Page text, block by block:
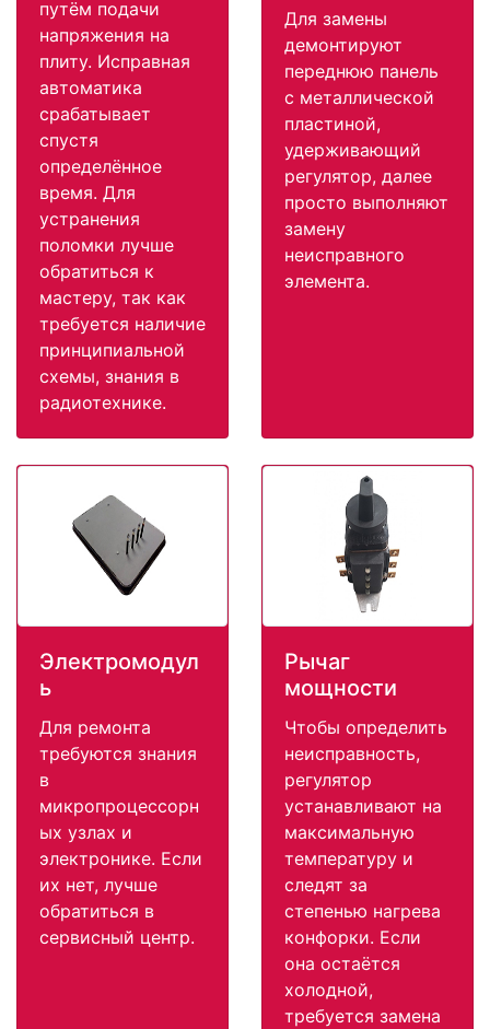
путём подачи
напряжения на
плиту. Исправная
автоматика
срабатывает
спустя
определённое
время. Для
устранения
поломки лучше
обратиться к
мастеру, так как
требуется наличие
принципиальной
схемы, знания в
радиотехнике.
Для замены
демонтируют
переднюю панель
с металлической
пластиной,
удерживающий
регулятор, далее
просто выполняют
замену
неисправного
элемента.
Электромодул
ь
Для ремонта
требуются знания
в
микропроцессорн
ых узлах и
электронике. Если
их нет, лучше
обратиться в
сервисный центр.
Рычаг
мощности
Чтобы определить
неисправность,
регулятор
устанавливают на
максимальную
температуру и
следят за
степенью нагрева
конфорки. Если
она остаётся
холодной,
требуется замена